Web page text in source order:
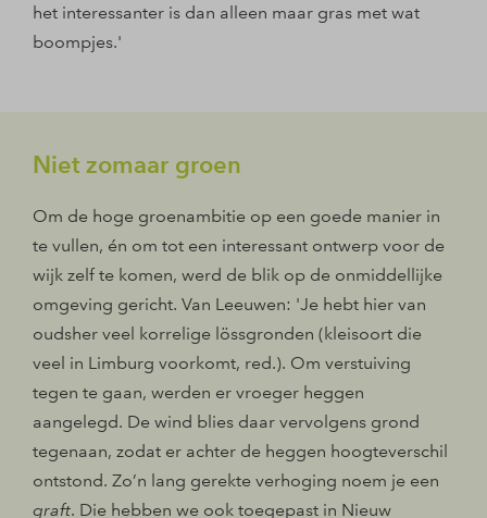
het interessanter is dan alleen maar gras met wat
boompjes.'
Niet zomaar groen
Om de hoge groenambitie op een goede manier in
te vullen, én om tot een interessant ontwerp voor de
wijk zelf te komen, werd de blik op de onmiddellijke
omgeving gericht. Van Leeuwen: 'Je hebt hier van
oudsher veel korrelige lössgronden (kleisoort die
veel in Limburg voorkomt, red.). Om verstuiving
tegen te gaan, werden er vroeger heggen
aangelegd. De wind blies daar vervolgens grond
tegenaan, zodat er achter de heggen hoogteverschil
ontstond. Zo’n lang gerekte verhoging noem je een
graft. Die hebben we ook toegepast in Nieuw